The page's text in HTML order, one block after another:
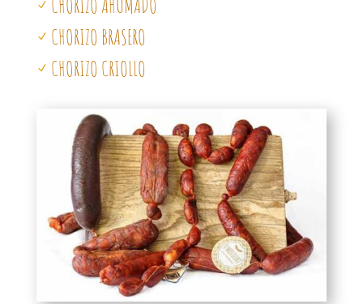
N
N CHORIZO BRASERO
N CHORIZO CRIOLLO